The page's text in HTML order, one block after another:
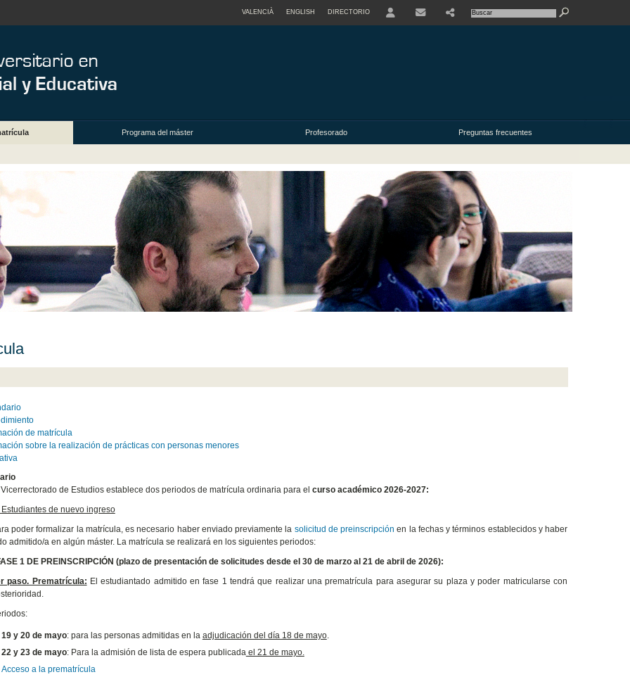
VALENCIÀ ENGLISH DIRECTORIO
Programa del máster Profesorado Preguntas frecuentes
de matrícula
sobre la realización de prácticas con personas menores
de Estudios establece dos periodos de matrícula ordinaria para el curso académico 2026-2027:
Estudiantes de nuevo ingreso
poder formalizar la matrícula, es necesario haber enviado previamente la solicitud de preinscripción en la fechas y términos establecidos y haber
admitido/a en algún máster. La matrícula se realizará en los siguientes periodos:
1 DE PREINSCRIPCIÓN (plazo de presentación de solicitudes desde el 30 de marzo al 21 de abril de 2026):
paso. Prematrícula: El estudiantado admitido en fase 1 tendrá que realizar una prematrícula para asegurar su plaza y poder matricularse con
19 y 20 de mayo: para las personas admitidas en la adjudicación del día 18 de mayo.
22 y 23 de mayo: Para la admisión de lista de espera publicada el 21 de mayo.
Acceso a la prematrícula